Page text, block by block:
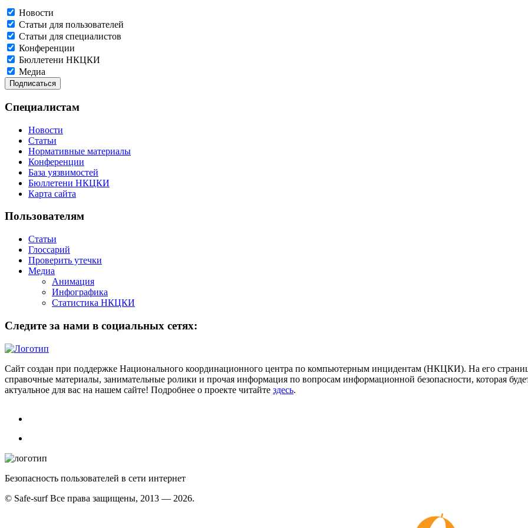
Новости
Статьи для пользователей
Статьи для специалистов
Конференции
Бюллетени НКЦКИ
Медиа
Специалистам
Новости
Статьи
Нормативные материалы
Конференции
База уязвимостей
Бюллетени НКЦКИ
Карта сайта
Пользователям
Статьи
Глоссарий
Проверить утечки
Медиа
Анимация
Инфографика
Статистика НКЦКИ
Следите за нами в социальных сетях:
Сайт создан при поддержке Национального координационного центра по компьютерным инцидентам (НКЦКИ). На его
справочные материалы, занимательные ролики и прочая информация по вопросам информационной безопасности, которая
актуальное для вас на нашем сайте! Подробнее о проекте читайте здесь.
Безопасность пользователей в сети интернет
© Safe-surf Все права защищены, 2013 — 2026.